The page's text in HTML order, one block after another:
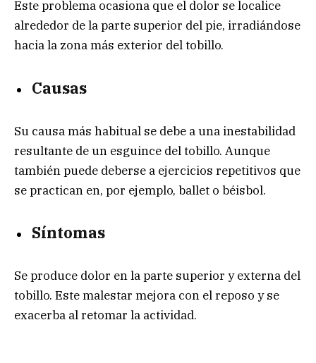
Este problema ocasiona que el dolor se localice
alrededor de la parte superior del pie, irradiándose
hacia la zona más exterior del tobillo.
Causas
Su causa más habitual se debe a una inestabilidad
resultante de un esguince del tobillo. Aunque
también puede deberse a ejercicios repetitivos que
se practican en, por ejemplo, ballet o béisbol.
Síntomas
Se produce dolor en la parte superior y externa del
tobillo. Este malestar mejora con el reposo y se
exacerba al retomar la actividad.